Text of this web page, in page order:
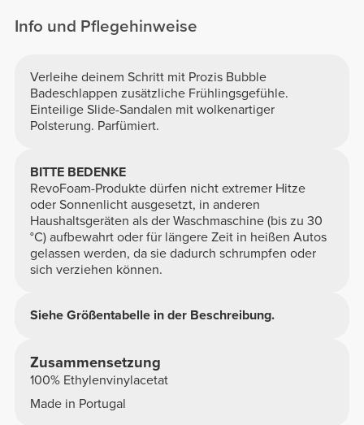
Info und Pflegehinweise
Verleihe deinem Schritt mit Prozis Bubble
Badeschlappen zusätzliche Frühlingsgefühle.
Einteilige Slide-Sandalen mit wolkenartiger
Polsterung. Parfümiert.
BITTE BEDENKE
RevoFoam-Produkte dürfen nicht extremer Hitze
oder Sonnenlicht ausgesetzt, in anderen
Haushaltsgeräten als der Waschmaschine (bis zu 30
°C) aufbewahrt oder für längere Zeit in heißen Autos
gelassen werden, da sie dadurch schrumpfen oder
sich verziehen können.
Siehe Größentabelle in der Beschreibung.
Zusammensetzung
100% Ethylenvinylacetat
Made in Portugal